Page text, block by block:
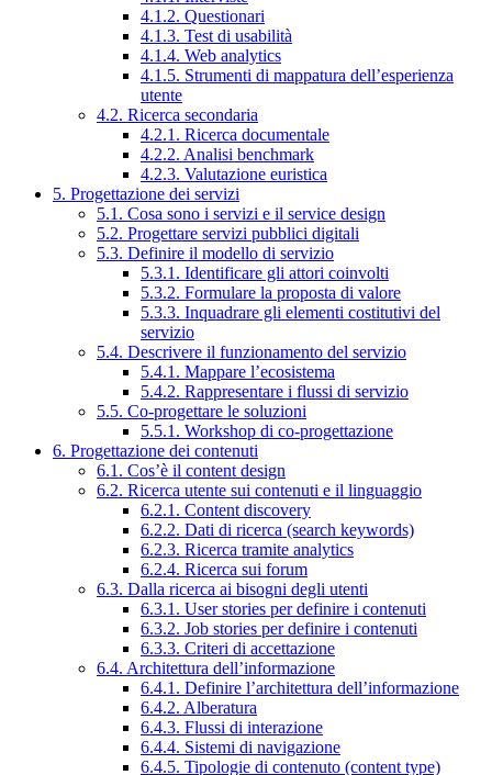
4.1.2. Questionari
4.1.3. Test di usabilità
4.1.4. Web analytics
4.1.5. Strumenti di mappatura dell’esperienza
utente
4.2. Ricerca secondaria
4.2.1. Ricerca documentale
4.2.2. Analisi benchmark
4.2.3. Valutazione euristica
5. Progettazione dei servizi
5.1. Cosa sono i servizi e il service design
5.2. Progettare servizi pubblici digitali
5.3. Definire il modello di servizio
5.3.1. Identificare gli attori coinvolti
5.3.2. Formulare la proposta di valore
5.3.3. Inquadrare gli elementi costitutivi del
servizio
5.4. Descrivere il funzionamento del servizio
5.4.1. Mappare l’ecosistema
5.4.2. Rappresentare i flussi di servizio
5.5. Co-progettare le soluzioni
5.5.1. Workshop di co-progettazione
6. Progettazione dei contenuti
6.1. Cos’è il content design
6.2. Ricerca utente sui contenuti e il linguaggio
6.2.1. Content discovery
6.2.2. Dati di ricerca (search keywords)
6.2.3. Ricerca tramite analytics
6.2.4. Ricerca sui forum
6.3. Dalla ricerca ai bisogni degli utenti
6.3.1. User stories per definire i contenuti
6.3.2. Job stories per definire i contenuti
6.3.3. Criteri di accettazione
6.4. Architettura dell’informazione
6.4.1. Definire l’architettura dell’informazione
6.4.2. Alberatura
6.4.3. Flussi di interazione
6.4.4. Sistemi di navigazione
6.4.5. Tipologie di contenuto (content type)